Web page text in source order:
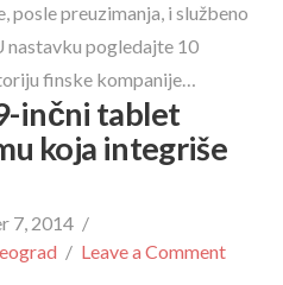
preuzimanja, i službeno
nastavku pogledajte 10
finske kompanije…
inčni tablet
koja integriše
7, 2014
Leave a Comment